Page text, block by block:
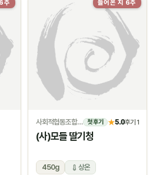
주 들어온 지 6주
사회적협동조합 모들 첫 후기 ★5.0후기 1
(사)모들 딸기청
450g 상온